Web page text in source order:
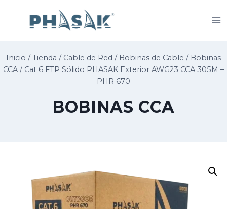
Inicio / Tienda / Cable de Red / Bobinas de Cable / Bobinas
CCA / Cat 6 FTP Sólido PHASAK Exterior AWG23 CCA 305M –
PHR 670
BOBINAS CCA